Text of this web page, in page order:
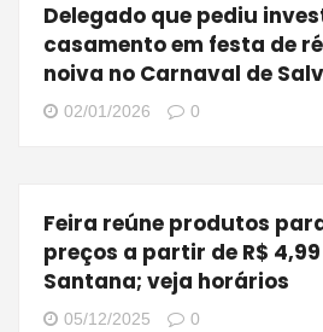
Delegado que pediu
casamento em festa de
noiva no Carnaval de
02/01/2026 0
Feira reúne produtos
preços a partir de R$
Santana; veja horários
05/12/2025 0